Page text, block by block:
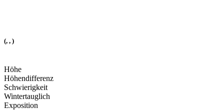
(, , )
Höhe
Höhendifferenz
Schwierigkeit
Wintertauglich
Exposition